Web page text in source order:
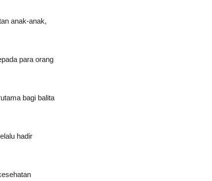
anak-anak,
para orang
bagi balita
hadir